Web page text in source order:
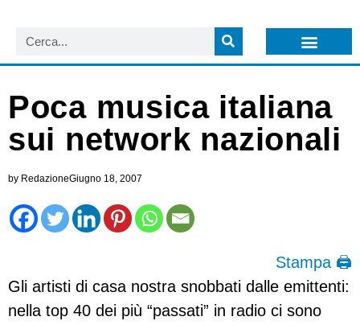
Poca musica italiana
sui network nazionali
by RedazioneGiugno 18, 2007
Stampa 🖨
Gli artisti di casa nostra snobbati dalle emittenti:
nella top 40 dei più “passati” in radio ci sono